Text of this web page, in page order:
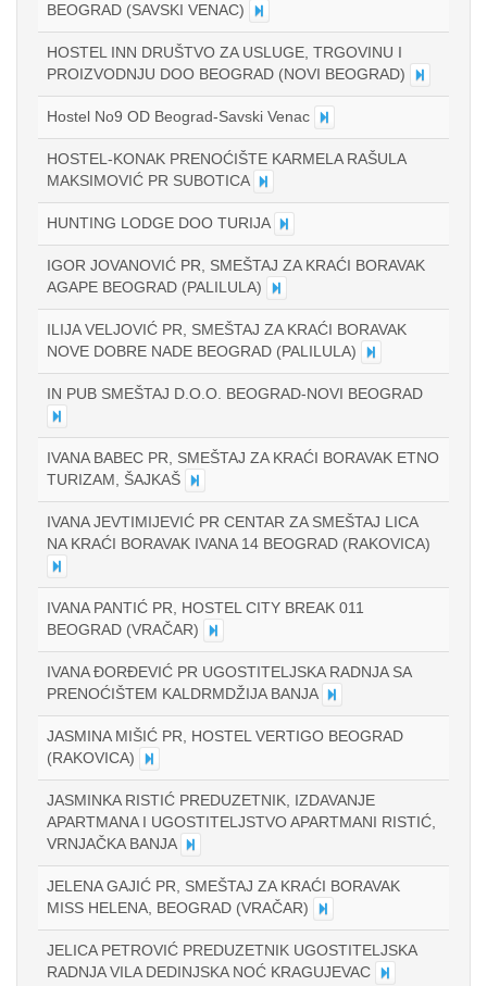
BEOGRAD (SAVSKI VENAC)
HOSTEL INN DRUŠTVO ZA USLUGE, TRGOVINU I
PROIZVODNJU DOO BEOGRAD (NOVI BEOGRAD)
Hostel No9 OD Beograd-Savski Venac
HOSTEL-KONAK PRENOĆIŠTE KARMELA RAŠULA
MAKSIMOVIĆ PR SUBOTICA
HUNTING LODGE DOO TURIJA
IGOR JOVANOVIĆ PR, SMEŠTAJ ZA KRAĆI BORAVAK
AGAPE BEOGRAD (PALILULA)
ILIJA VELJOVIĆ PR, SMEŠTAJ ZA KRAĆI BORAVAK
NOVE DOBRE NADE BEOGRAD (PALILULA)
IN PUB SMEŠTAJ D.O.O. BEOGRAD-NOVI BEOGRAD
IVANA BABEC PR, SMEŠTAJ ZA KRAĆI BORAVAK ETNO
TURIZAM, ŠAJKAŠ
IVANA JEVTIMIJEVIĆ PR CENTAR ZA SMEŠTAJ LICA
NA KRAĆI BORAVAK IVANA 14 BEOGRAD (RAKOVICA)
IVANA PANTIĆ PR, HOSTEL CITY BREAK 011
BEOGRAD (VRAČAR)
IVANA ĐORĐEVIĆ PR UGOSTITELJSKA RADNJA SA
PRENOĆIŠTEM KALDRMDŽIJA BANJA
JASMINA MIŠIĆ PR, HOSTEL VERTIGO BEOGRAD
(RAKOVICA)
JASMINKA RISTIĆ PREDUZETNIK, IZDAVANJE
APARTMANA I UGOSTITELJSTVO APARTMANI RISTIĆ,
VRNJAČKA BANJA
JELENA GAJIĆ PR, SMEŠTAJ ZA KRAĆI BORAVAK
MISS HELENA, BEOGRAD (VRAČAR)
JELICA PETROVIĆ PREDUZETNIK UGOSTITELJSKA
RADNJA VILA DEDINJSKA NOĆ KRAGUJEVAC